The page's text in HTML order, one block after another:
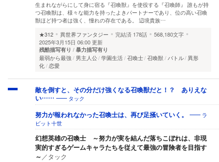
生まれながらにして身に宿る『召喚獣』を使役する『召喚師』 誰もが持
つ召喚獣は、様々な能力を持ったよきパートナーであり、位の高い召喚
獣ほど持つ者は強く、憧れの存在である。 辺境貴族…
★312
異世界ファンタジー 完結済 178話
568,180文字
2025年3月15日 06:00 更新
残酷描写有り 暴力描写有り
最弱から最強 男主人公 学園生活 召喚士 召喚獣 バトル 異形
化 恋愛
敵を倒すと、その分だけ強くなる召喚獣だと！？ ありえな
い……
タック
努力が報われなかった召喚士は、再び足掻いていく。
ラ
ビット十世
幻想英雄の召喚士 ～努力が実を結んだ落ちこぼれは、非現
実的すぎるゲームキャラたちを従えて最強の冒険者を目指す
～ ／ タック